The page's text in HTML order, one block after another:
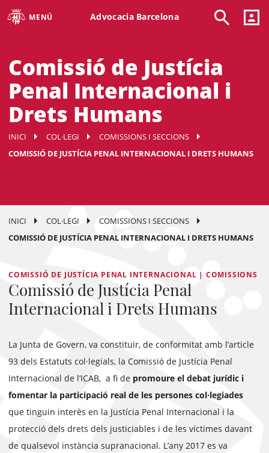
MENÚ Advocacia Barcelona
Comissió de Justícia
Penal Internacional i
Drets Humans
INICI COL·LEGI
COMISSIONS I SECCIONS
COMISSIÓ DE JUSTÍCIA PENAL INTERNACIONAL I DRETS HUMANS
INICI COL·LEGI
COMISSIONS I SECCIONS
COMISSIÓ DE JUSTÍCIA PENAL INTERNACIONAL I DRETS HUMANS
COMISSIÓ DE JUSTÍCIA PENAL INTERNACIONAL | COMISSIONS
Comissió de Justícia Penal
Internacional i Drets Humans
La Junta de Govern, va constituir, de conformitat amb l’article
93 dels Estatuts col·legials, la Comissió de Justícia Penal
Internacional de l’ICAB, a fi de promoure el debat jurídic i
fomentar la participació real de les persones col·legiades
que tinguin interès en la Justícia Penal Internacional i la
protecció dels drets dels justiciables i de les víctimes davant
de qualsevol instància supranacional. L’any 2017 es va